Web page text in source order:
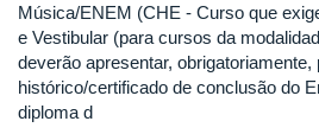
Música/ENEM (CHE - Curso que
e Vestibular (para cursos da
deverão apresentar,
histórico/certificado de conclusão do
diploma d